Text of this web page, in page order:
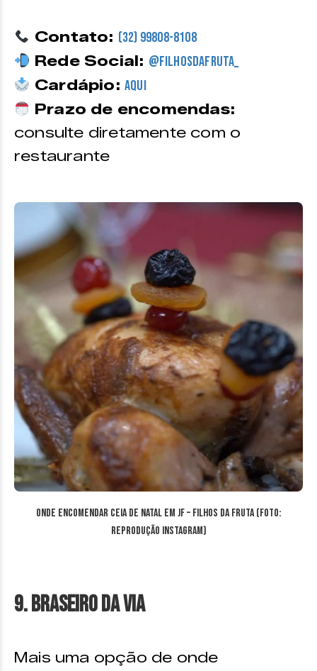
Contato: (32) 99808-8108
Rede Social: @filhosdafruta_
Cardápio: Aqui
Prazo de encomendas:
consulte diretamente com o
restaurante
Onde encomendar ceia de Natal em JF – Filhos da Fruta (Foto:
reprodução Instagram)
9. Braseiro da Via
Mais uma opção de onde